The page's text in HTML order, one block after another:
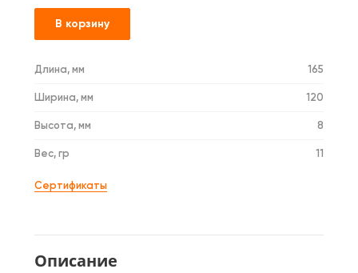
В корзину
Длина, мм 165
Ширина, мм 120
Высота, мм 8
Вес, гр 11
Сертификаты
Описание